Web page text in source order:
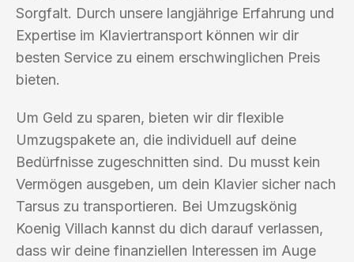
Sorgfalt. Durch unsere langjährige Erfahrung und
Expertise im Klaviertransport können wir dir
besten Service zu einem erschwinglichen Preis
bieten.
Um Geld zu sparen, bieten wir dir flexible
Umzugspakete an, die individuell auf deine
Bedürfnisse zugeschnitten sind. Du musst kein
Vermögen ausgeben, um dein Klavier sicher nach
Tarsus zu transportieren. Bei Umzugskönig
Koenig Villach kannst du dich darauf verlassen,
dass wir deine finanziellen Interessen im Auge